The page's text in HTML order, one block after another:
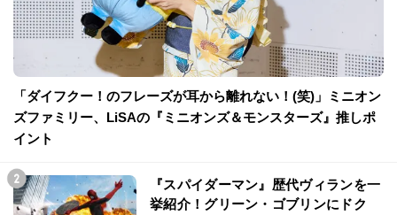
「ダイフクー！のフレーズが耳から離れない！(笑)」ミニオン
ズファミリー、LiSAの『ミニオンズ＆モンスターズ』推しポ
イント
『スパイダーマン』歴代ヴィランを一
挙紹介！グリーン・ゴブリンにドク